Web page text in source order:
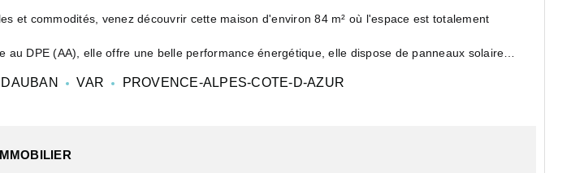
et commodités, venez découvrir cette maison d'environ 84 m² où l'espace est totalement
au DPE (AA), elle offre une belle performance énergétique, elle dispose de panneaux solaires.
VAR PROVENCE-ALPES-COTE-D-AZUR